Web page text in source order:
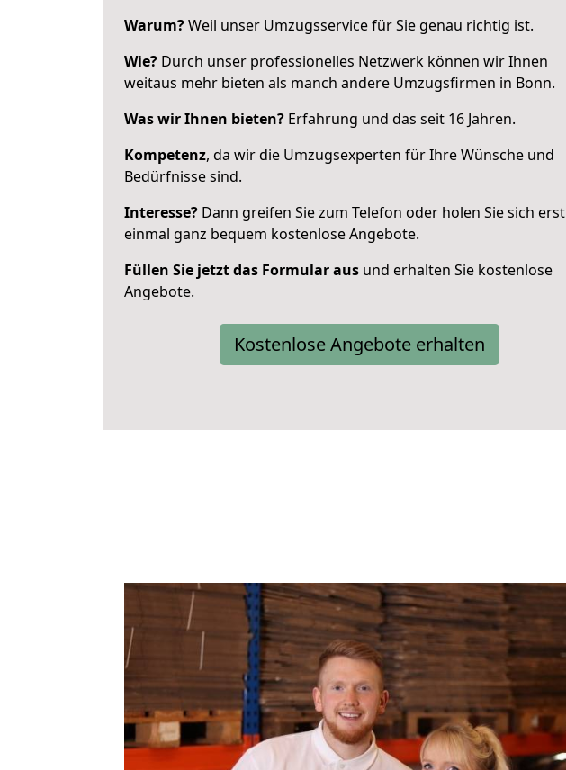
Warum?Weil unser Umzugsservice für Sie genau richtig ist.
Wie? Durch unser professionelles Netzwerk können wir Ihnen
weitaus mehr bieten als manch andere Umzugsfirmen in Bonn.
Was wir Ihnen bieten? Erfahrung und das seit 16 Jahren.
Kompetenz, da wir die Umzugsexperten für Ihre Wünsche und
Bedürfnisse sind.
Interesse? Dann greifen Sie zum Telefon oder holen Sie sich erst
einmal ganz bequem kostenlose Angebote.
Füllen Sie jetzt das Formular aus und erhalten Sie kostenlose
Angebote.
Kostenlose Angebote erhalten